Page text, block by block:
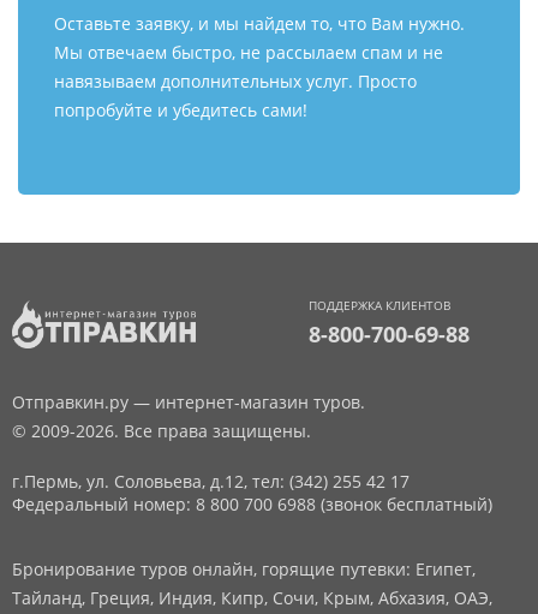
Оставьте заявку, и мы найдем то, что Вам нужно.
Мы отвечаем быстро, не рассылаем спам и не
навязываем дополнительных услуг. Просто
попробуйте и убедитесь сами!
ПОДДЕРЖКА КЛИЕНТОВ
8-800-700-69-88
Отправкин.ру — интернет-магазин туров.
© 2009-2026. Все права защищены.
г.Пермь, ул. Соловьева, д.12, тел: (342) 255 42 17
Федеральный номер: 8 800 700 6988 (звонок бесплатный)
Бронирование туров онлайн, горящие путевки: Египет,
Тайланд, Греция, Индия, Кипр, Сочи, Крым, Абхазия, ОАЭ,